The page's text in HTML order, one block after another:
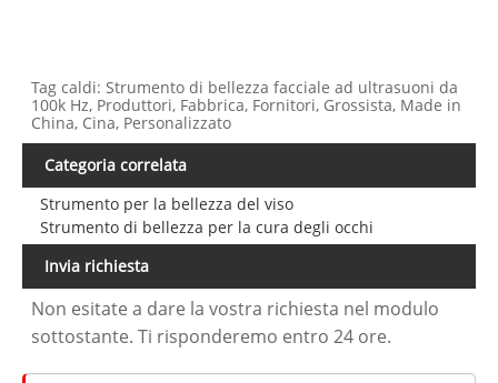
Tag caldi: Strumento di bellezza facciale ad ultrasuoni da
100k Hz, Produttori, Fabbrica, Fornitori, Grossista, Made in
China, Cina, Personalizzato
Categoria correlata
Strumento per la bellezza del viso
Strumento di bellezza per la cura degli occhi
Invia richiesta
Non esitate a dare la vostra richiesta nel modulo
sottostante. Ti risponderemo entro 24 ore.